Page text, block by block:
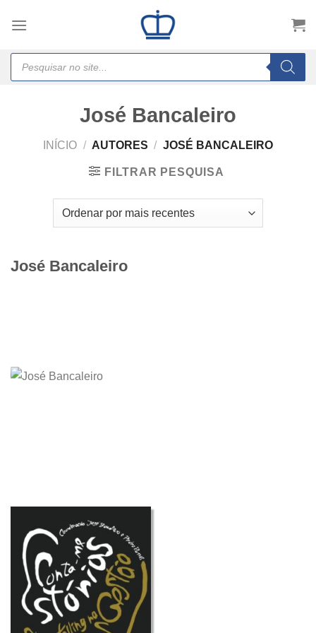
Products
search
José Bancaleiro
INÍCIO / AUTORES / JOSÉ BANCALEIRO
FILTRAR PESQUISA
José Bancaleiro